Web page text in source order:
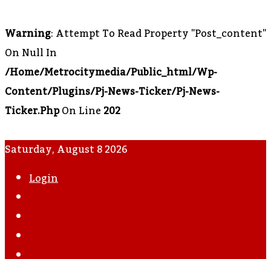
Warning: Attempt To Read Property "post_content"
On Null In
/home/metrocitymedia/public_html/wp-
Content/plugins/pj-News-Ticker/pj-News-
Ticker.phpOn Line202
Saturday, August 8 2026
Login